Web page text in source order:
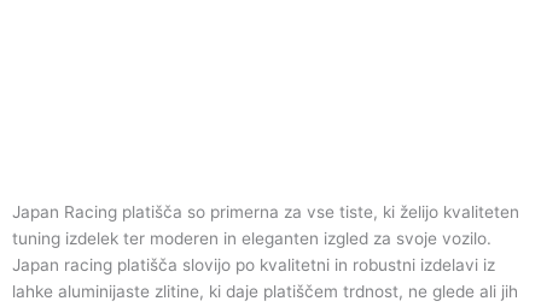
Japan Racing platišča so primerna za vse tiste, ki želijo kvaliteten
tuning izdelek ter moderen in eleganten izgled za svoje vozilo.
Japan racing platišča slovijo po kvalitetni in robustni izdelavi iz
lahke aluminijaste zlitine, ki daje platiščem trdnost, ne glede ali jih